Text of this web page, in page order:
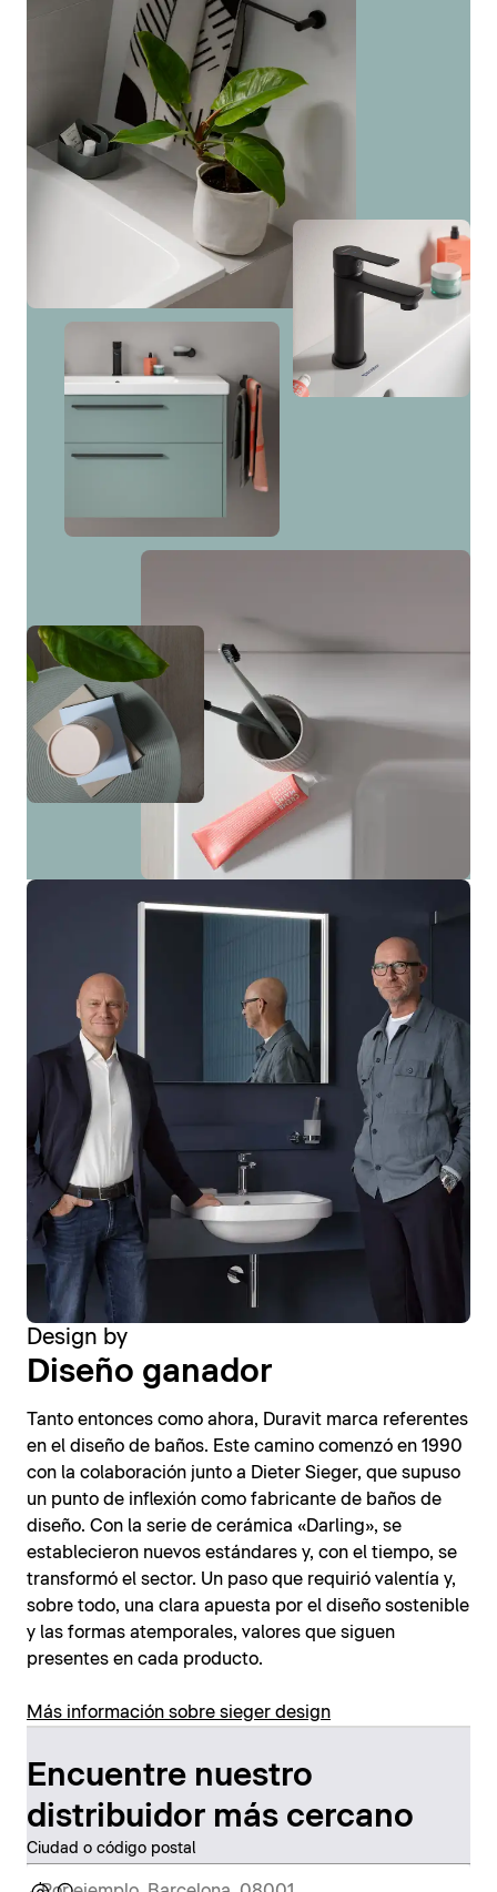
Design by
Diseño ganador
Tanto entonces como ahora, Duravit marca referentes
en el diseño de baños. Este camino comenzó en 1990
con la colaboración junto a Dieter Sieger, que supuso
un punto de inflexión como fabricante de baños de
diseño. Con la serie de cerámica «Darling», se
establecieron nuevos estándares y, con el tiempo, se
transformó el sector. Un paso que requirió valentía y,
sobre todo, una clara apuesta por el diseño sostenible
y las formas atemporales, valores que siguen
presentes en cada producto.
Más información sobre sieger design
Encuentre nuestro
distribuidor más cercano
Ciudad o código postal